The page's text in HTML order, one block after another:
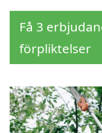
Få 3
förpliktelser